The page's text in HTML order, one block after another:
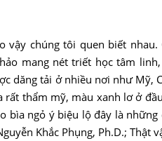
vậy chúng tôi quen biết
mang nét triết học tâm
dăng tải ở nhiều nơi như Mỹ,
thẩm mỹ, màu xanh lơ ở
bìa ngỏ ý biệu lộ đây là
Khắc Phụng, Ph.D.;